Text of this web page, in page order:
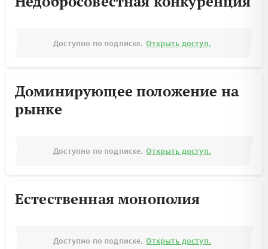
Доступно по подписке. Открыть доступ.
Доминирующее положение на
рынке
Доступно по подписке. Открыть доступ.
Естественная монополия
Доступно по подписке. Открыть доступ.